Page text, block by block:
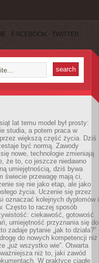
FACEBOOK TWITTER
lat temu model był prosty:
studia, a potem praca w
większą część życia. Dziś
być normą. Zawody
nowe, technologie zmieniają
że to, co jeszcze niedawno
umiejętnością, dziś bywa
świecie przewagę mają ci,
się nie jako etap, ale jako
życia. Uczenie się przez
oznaczać kolejnych dyplomów i
Często to raczej sposób
ciekawość, gotowość
umiejętność przyznania się do
zadaje pytanie „jak to działa?”
do nowych kompetencji niż
„już wszystko wie”. Otwarta
niż to, jaki zawód
W praktyce ciągłe